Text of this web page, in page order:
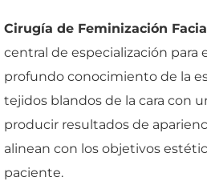
Cirugía de Feminización
central de especialización para
profundo conocimiento de la
tejidos blandos de la cara con
producir resultados de
alinean con los objetivos
paciente.